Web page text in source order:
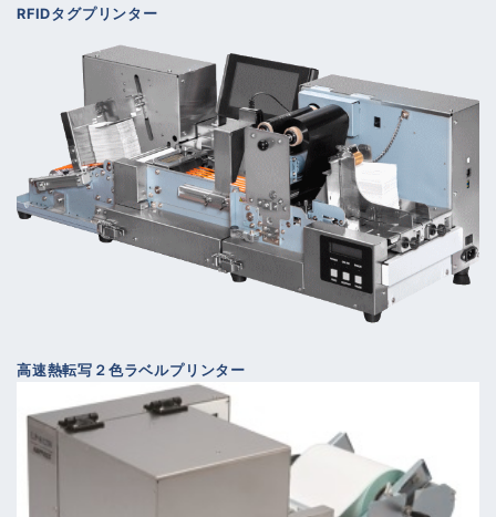
RFIDタグプリンター
高速熱転写２色ラベルプリンター